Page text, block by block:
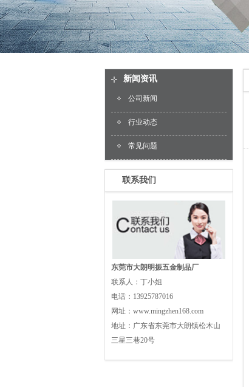
新闻资讯
公司新闻
行业动态
常见问题
联系我们
东莞市大朗明振五金制品厂
联系人： 丁小姐
电话： 13925787016
网址： www.mingzhen168.com
地址： 广东省东莞市大朗镇松木山
三星三巷20号